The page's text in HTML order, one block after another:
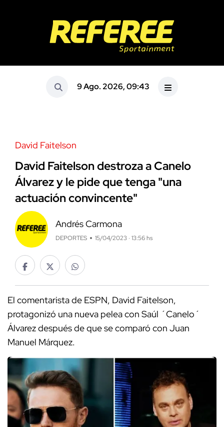
9 Ago. 2026, 09:43
David Faitelson
David Faitelson destroza a Canelo
Álvarez y le pide que tenga "una
actuación convincente"
Andrés Carmona
DEPORTES 15/04/2023 · 13:56 hs
El comentarista de ESPN, David Faitelson,
protagonizó una nueva pelea con Saúl ´Canelo´
Álvarez después de que se comparó con Juan
Manuel Márquez.